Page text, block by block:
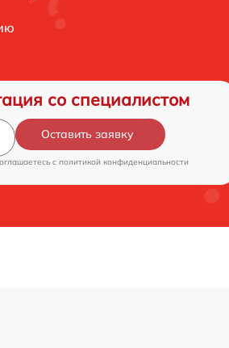
со специалистом
Оставить заявку
c политикой конфиденциальности